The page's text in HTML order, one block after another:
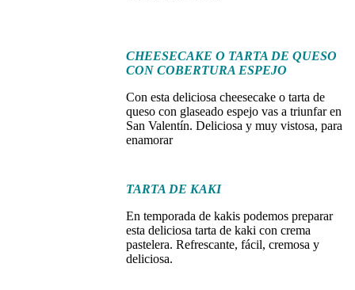
CHEESECAKE O TARTA DE QUESO
CON COBERTURA ESPEJO
Con esta deliciosa cheesecake o tarta de
queso con glaseado espejo vas a triunfar en
San Valentín. Deliciosa y muy vistosa, para
enamorar
TARTA DE KAKI
En temporada de kakis podemos preparar
esta deliciosa tarta de kaki con crema
pastelera. Refrescante, fácil, cremosa y
deliciosa.